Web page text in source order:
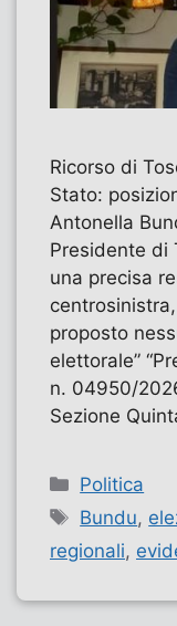
Ricorso di
Stato:
Antonella
Presidente di
una precisa
proposto
elettorale”
n. 04950/
Sezione
Categorie
Politica
Tag
Bundu,
regionali,